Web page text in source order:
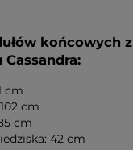
końcowych z
cm
cm
cm
42 cm